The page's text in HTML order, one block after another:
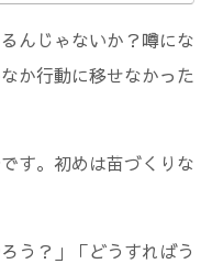
んじゃないか？噂にな
か行動に移せなかった
す。初めは苗づくりな
う？」「どうすればう